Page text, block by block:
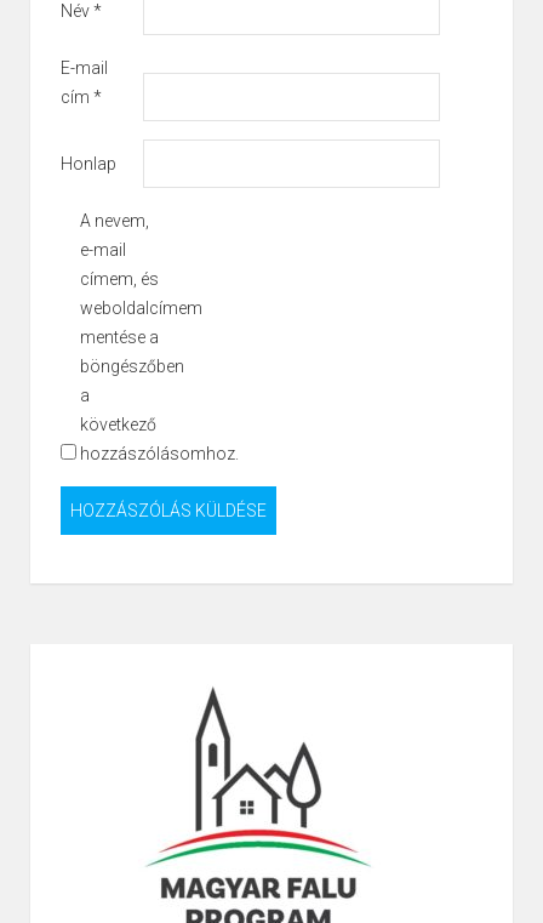
Név*
E-mail
cím *
Honlap
A nevem,
e-mail
címem, és
weboldalcímem
mentése a
böngészőben
a
következő
hozzászólásomhoz.